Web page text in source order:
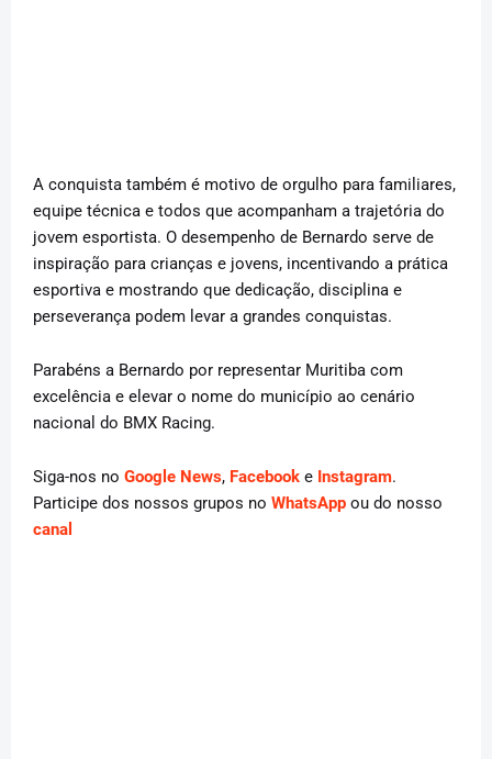
A conquista também é motivo de orgulho para familiares,
equipe técnica e todos que acompanham a trajetória do
jovem esportista. O desempenho de Bernardo serve de
inspiração para crianças e jovens, incentivando a prática
esportiva e mostrando que dedicação, disciplina e
perseverança podem levar a grandes conquistas.
Parabéns a Bernardo por representar Muritiba com
excelência e elevar o nome do município ao cenário
nacional do BMX Racing.
Siga-nos no Google News, Facebook e Instagram.
Participe dos nossos grupos no WhatsApp ou do nosso
canal